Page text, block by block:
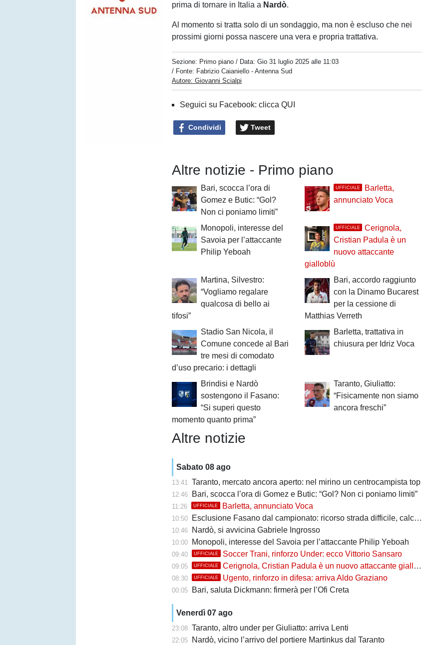
prima di tornare in Italia a Nardò.
Al momento si tratta solo di un sondaggio, ma non è escluso che nei
prossimi giorni possa nascere una vera e propria trattativa.
Sezione: Primo piano / Data:Gio 31 luglio 2025 alle 11:03
/ Fonte: Fabrizio Caianiello - Antenna Sud
Autore: Giovanni Scialpi
Seguici su Facebook: clicca QUI
Condividi Tweet
Altre notizie - Primo piano
Bari, scocca l’ora di
Gomez e Butic: “Gol?
Non ci poniamo limiti”
UFFICIALE
Barletta,
annunciato Voca
Monopoli, interesse del
Savoia per l’attaccante
Philip Yeboah
UFFICIALE
Cerignola,
Cristian Padula è un
nuovo attaccante
gialloblù
Martina, Silvestro:
“Vogliamo regalare
qualcosa di bello ai
tifosi”
Bari, accordo raggiunto
con la Dinamo Bucarest
per la cessione di
Matthias Verreth
Stadio San Nicola, il
Comune concede al Bari
tre mesi di comodato
d’uso precario: i dettagli
Barletta, trattativa in
chiusura per Idriz Voca
Brindisi e Nardò
sostengono il Fasano:
“Si superi questo
momento quanto prima”
Taranto, Giuliatto:
“Fisicamente non siamo
ancora freschi”
Altre notizie
Sabato 08 ago
13:41 Taranto, mercato ancora aperto: nel mirino un centrocampista top
12:46 Bari, scocca l’ora di Gomez e Butic: “Gol? Non ci poniamo limiti”
11:26 UFFICIALE Barletta, annunciato Voca
10:50 Esclusione Fasano dal campionato: ricorso strada difficile, calciatori in fuga
10:46 Nardò, si avvicina Gabriele Ingrosso
10:00 Monopoli, interesse del Savoia per l’attaccante Philip Yeboah
09:40 UFFICIALE Soccer Trani, rinforzo Under: ecco Vittorio Sansaro
09:05 UFFICIALE Cerignola, Cristian Padula è un nuovo attaccante gialloblù
08:30 UFFICIALE Ugento, rinforzo in difesa: arriva Aldo Graziano
00:05 Bari, saluta Dickmann: firmerà per l’Ofi Creta
Venerdì 07 ago
23:08 Taranto, altro under per Giuliatto: arriva Lenti
22:05 Nardò, vicino l’arrivo del portiere Martinkus dal Taranto